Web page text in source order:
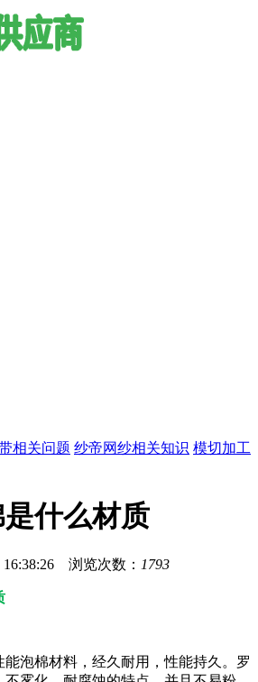
相关问题 纱帝网纱相关知识 模切加工
什么材质
16:38:26 浏览次数： 1793
能泡棉材料，经久耐用，性能持久。罗